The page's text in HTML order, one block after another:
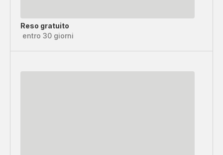
Reso gratuito
entro 30 giorni